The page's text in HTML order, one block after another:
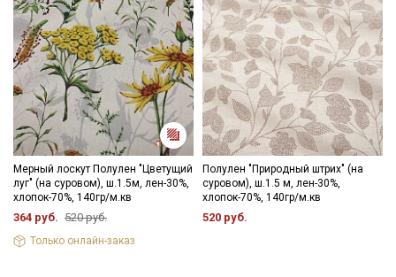
Мерный лоскут Полулен "Цветущий
луг" (на суровом), ш.1.5м, лен-30%,
хлопок-70%, 140гр/м.кв
364 руб. 520 руб.
Только онлайн-заказ
Полулен "Природный штрих" (на
суровом), ш.1.5 м, лен-30%,
хлопок-70%, 140гр/м.кв
520 руб.